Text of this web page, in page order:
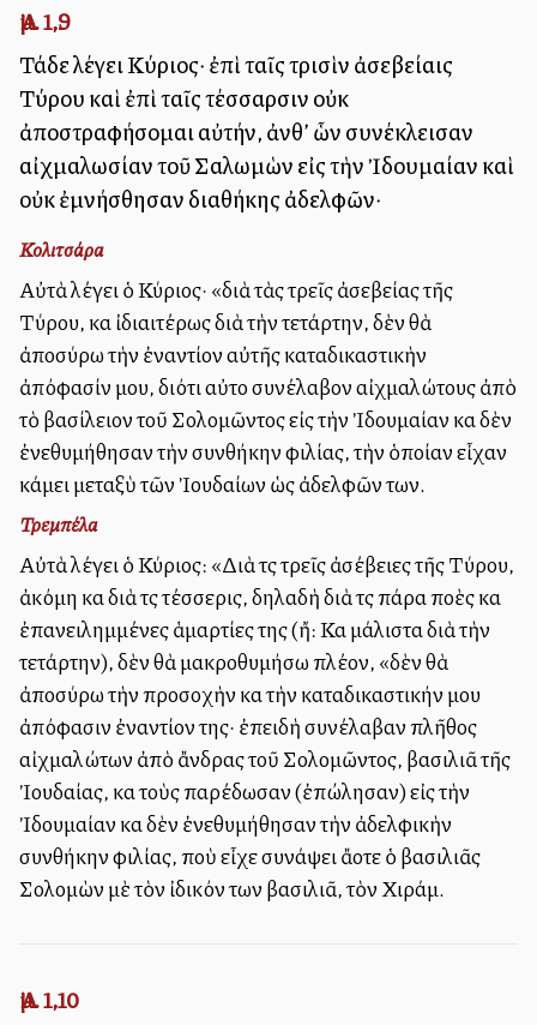
Ἀμ. 1,9
Τάδε λέγει Κύριος· ἐπὶ ταῖς τρισὶν ἀσεβείαις
Τύρου καὶ ἐπὶ ταῖς τέσσαρσιν οὐκ
ἀποστραφήσομαι αὐτήν, ἀνθ’ ὧν συνέκλεισαν
αἰχμαλωσίαν τοῦ Σαλωμὼν εἰς τὴν Ἰδουμαίαν καὶ
οὐκ ἐμνήσθησαν διαθήκης ἀδελφῶν·
Κολιτσάρα
Αὐτὰ λέγει ὁ Κύριος· «διὰ τὰς τρεῖς ἀσεβείας τῆς
Τύρου, καὶ ἰδιαιτέρως διὰ τὴν τετάρτην, δὲν θὰ
ἀποσύρω τὴν ἐναντίον αὐτῆς καταδικαστικὴν
ἀπόφασίν μου, διότι αὐτοὶ συνέλαβον αἰχμαλώτους ἀπὸ
τὸ βασίλειον τοῦ Σολομῶντος εἰς τὴν Ἰδουμαίαν καὶ δὲν
ἐνεθυμήθησαν τὴν συνθήκην φιλίας, τὴν ὁποίαν εἶχαν
κάμει μεταξὺ τῶν Ἰουδαίων ὡς ἀδελφῶν των.
Τρεμπέλα
Αὐτὰ λέγει ὁ Κύριος: «Διὰ τὶς τρεῖς ἀσέβειες τῆς Τύρου,
ἀκόμη καὶ διὰ τὶς τέσσερις, δηλαδὴ διὰ τὶς πάρα πολλὲς καὶ
ἐπανειλημμένες ἁμαρτίες της (ἤ: Καὶ μάλιστα διὰ τὴν
τετάρτην), δὲν θὰ μακροθυμήσω πλέον, «δὲν θὰ
ἀποσύρω τὴν προσοχὴν καὶ τὴν καταδικαστικήν μου
ἀπόφασιν ἐναντίον της· ἐπειδὴ συνέλαβαν πλῆθος
αἰχμαλώτων ἀπὸ ἄνδρας τοῦ Σολομῶντος, βασιλιᾶ τῆς
Ἰουδαίας, καὶ τοὺς παρέδωσαν (ἐπώλησαν) εἰς τὴν
Ἰδουμαίαν καὶ δὲν ἐνεθυμήθησαν τὴν ἀδελφικὴν
συνθήκην φιλίας, ποὺ εἶχε συνάψει ἄλλοτε ὁ βασιλιᾶς
Σολομὼν μὲ τὸν ἰδικόν των βασιλιᾶ, τὸν Χιράμ.
Ἀμ. 1,10